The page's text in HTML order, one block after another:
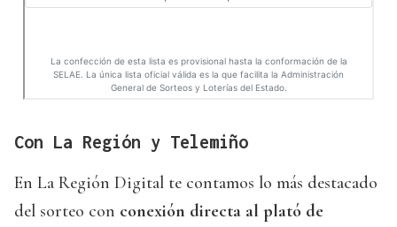
Con La Región y Telemiño
En La Región Digital te contamos lo más destacado
del sorteo con conexión directa al plató de